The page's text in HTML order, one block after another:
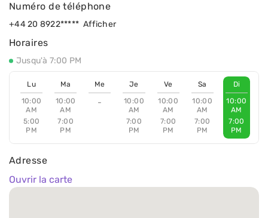
Adresse
Ouvrir la carte
Horaires
Jusqu'à 7:00 PM
Lu
10:00
AM
5:00
PM
Ma
10:00
AM
7:00
PM
Me
-
Je
10:00
AM
7:00
PM
Ve
10:00
AM
7:00
PM
Sa
10:00
AM
7:00
PM
Di
10:00
AM
7:00
PM
Numéro de téléphone
+44 20 8922***** Afficher